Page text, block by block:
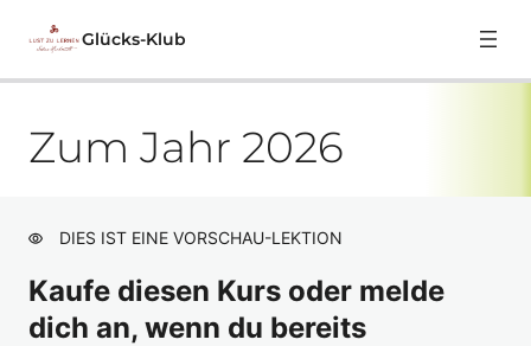
Glücks-Klub
HERZlich Willkommen
Zum Jahr 2026
Glücksbringer
GLÜCKs-Klub im August 26
Zum Jahr 2026
DIES IST EINE VORSCHAU-LEKTION
Kaufe diesen Kurs oder melde
dich an, wenn du bereits